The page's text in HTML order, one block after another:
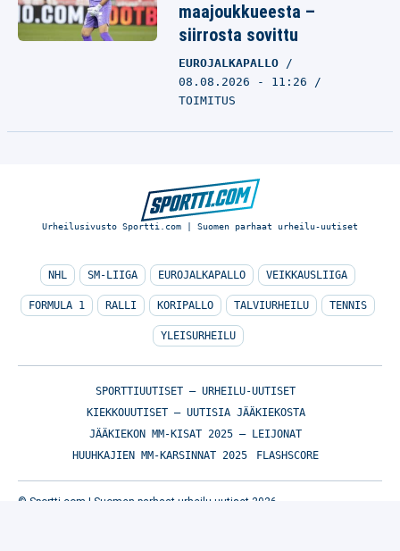
maajoukkueesta –
siirrosta sovittu
EUROJALKAPALLO
08.08.2026 - 11:26
TOIMITUS
Urheilusivusto Sportti.com | Suomen parhaat urheilu-uutiset
NHL SM-LIIGA EUROJALKAPALLO VEIKKAUSLIIGA
FORMULA 1 RALLI KORIPALLO TALVIURHEILU TENNIS
YLEISURHEILU
SPORTTIUUTISET – URHEILU-UUTISET
KIEKKOUUTISET – UUTISIA JÄÄKIEKOSTA
JÄÄKIEKON MM-KISAT 2025 – LEIJONAT
HUUHKAJIEN MM-KARSINNAT 2025
FLASHSCORE
© Sportti.com | Suomen parhaat urheilu-uutiset 2026